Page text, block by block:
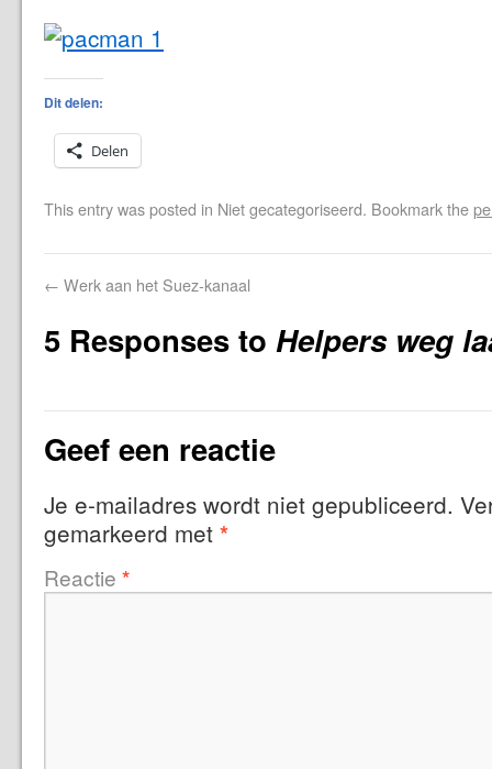
Dit delen:
Delen
This entry was posted in Niet gecategoriseerd. Bookmark the
← Werk aan het Suez-kanaal
5 Responses to Helpers weg
Geef een reactie
Je e-mailadres wordt niet gepubliceerd.
gemarkeerd met *
Reactie *